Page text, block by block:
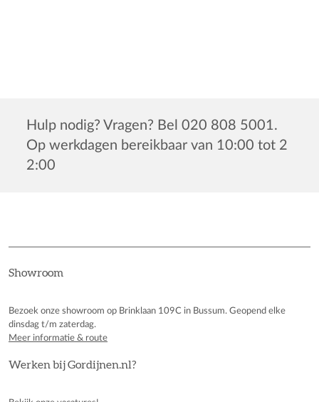
Hulp nodig? Vragen? Bel 020 808 5001.
Op werkdagen bereikbaar van 10:00 tot 2
2:00
Showroom
Bezoek onze showroom op Brinklaan 109C in Bussum. Geopend elke
dinsdag t/m zaterdag.
Meer informatie & route
Werken bij Gordijnen.nl?